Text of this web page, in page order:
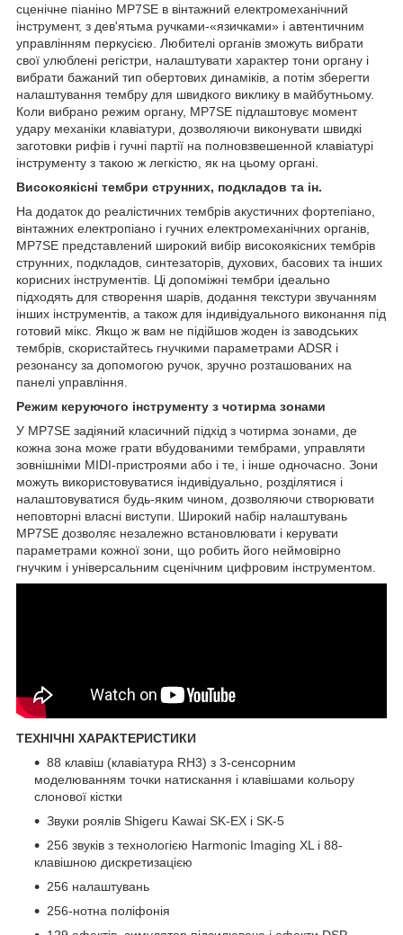
сценічне піаніно MP7SE в вінтажний електромеханічний
інструмент, з дев'ятьма ручками-«язичками» і автентичним
управлінням перкусією. Любителі органів зможуть вибрати
свої улюблені регістри, налаштувати характер тони органу і
вибрати бажаний тип обертових динаміків, а потім зберегти
налаштування тембру для швидкого виклику в майбутньому.
Коли вибрано режим органу, MP7SE підлаштовує момент
удару механіки клавіатури, дозволяючи виконувати швидкі
заготовки рифів і гучні партії на полновзвешенной клавіатурі
інструменту з такою ж легкістю, як на цьому органі.
Високоякісні тембри струнних, подкладов та ін.
На додаток до реалістичних тембрів акустичних фортепіано,
вінтажних електропіано і гучних електромеханічних органів,
MP7SE представлений широкий вибір високоякісних тембрів
струнних, подкладов, синтезаторів, духових, басових та інших
корисних інструментів. Ці допоміжні тембри ідеально
підходять для створення шарів, додання текстури звучанням
інших інструментів, а також для індивідуального виконання під
готовий мікс. Якщо ж вам не підійшов жоден із заводських
тембрів, скористайтесь гнучкими параметрами ADSR і
резонансу за допомогою ручок, зручно розташованих на
панелі управління.
Режим керуючого інструменту з чотирма зонами
У MP7SE задіяний класичний підхід з чотирма зонами, де
кожна зона може грати вбудованими тембрами, управляти
зовнішніми MIDI-пристроями або і те, і інше одночасно. Зони
можуть використовуватися індивідуально, розділятися і
налаштовуватися будь-яким чином, дозволяючи створювати
неповторні власні виступи. Широкий набір налаштувань
MP7SE дозволяє незалежно встановлювати і керувати
параметрами кожної зони, що робить його неймовірно
гнучким і універсальним сценічним цифровим інструментом.
ТЕХНІЧНІ ХАРАКТЕРИСТИКИ
88 клавіш (клавіатура RH3) з 3-сенсорним
моделюванням точки натискання і клавішами кольору
слонової кістки
Звуки роялів Shigeru Kawai SK-EX і SK-5
256 звуків з технологією Harmonic Imaging XL і 88-
клавішною дискретизацією
256 налаштувань
256-нотна поліфонія